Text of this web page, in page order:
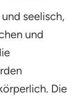
seelisch,
und
Die